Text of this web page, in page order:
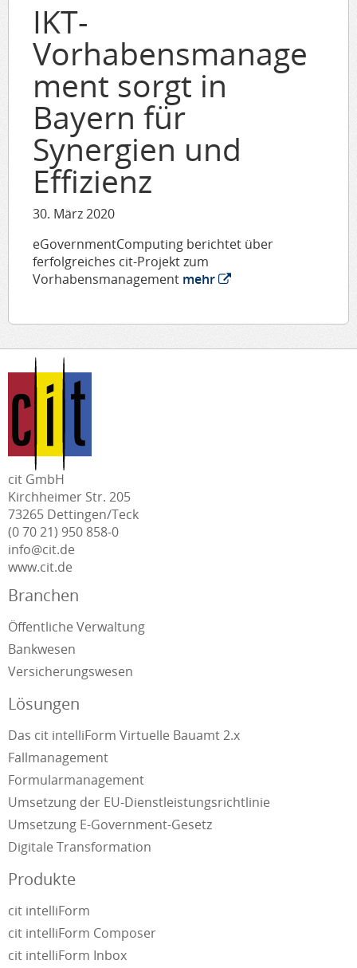
IKT-
Vorhabensmanage
ment sorgt in
Bayern für
Synergien und
Effizienz
30. März 2020
eGovernmentComputing berichtet über
ferfolgreiches cit-Projekt zum
Vorhabensmanagement mehr
cit GmbH
Kirchheimer Str. 205
73265 Dettingen/Teck
(0 70 21) 950 858-0
info@cit.de
www.cit.de
Branchen
Öffentliche Verwaltung
Bankwesen
Versicherungswesen
Lösungen
Das cit intelliForm Virtuelle Bauamt 2.x
Fallmanagement
Formularmanagement
Umsetzung der EU-Dienstleistungsrichtlinie
Umsetzung E-Government-Gesetz
Digitale Transformation
Produkte
cit intelliForm
cit intelliForm Composer
cit intelliForm Inbox